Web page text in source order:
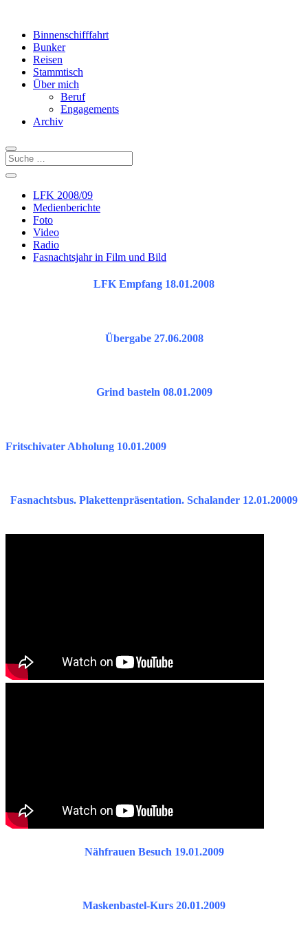
Binnenschifffahrt
Bunker
Reisen
Stammtisch
Über mich
Beruf
Engagements
Archiv
LFK 2008/09
Medienberichte
Foto
Video
Radio
Fasnachtsjahr in Film und Bild
LFK Empfang 18.01.2008
Übergabe 27.06.2008
Grind basteln 08.01.2009
Fritschivater Abholung 10.01.2009
Fasnachtsbus. Plakettenpräsentation. Schalander 12.01.20009
Nähfrauen Besuch 19.01.2009
Maskenbastel-Kurs 20.01.2009